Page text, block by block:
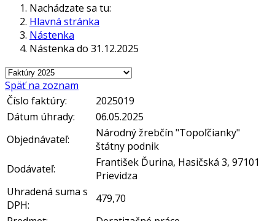
Nachádzate sa tu:
Hlavná stránka
Nástenka
Nástenka do 31.12.2025
Späť na zoznam
Číslo faktúry:
2025019
Dátum úhrady:
06.05.2025
Objednávateľ:
Národný žrebčín "Topoľčianky"
štátny podnik
Dodávateľ:
František Ďurina, Hasičská 3, 97101
Prievidza
Uhradená suma s
DPH:
479,70